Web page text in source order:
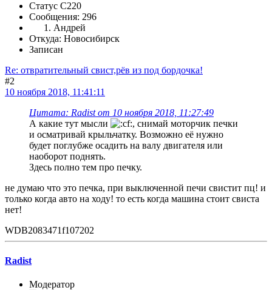
Статус C220
Сообщения: 296
Андрей
Откуда: Новосибирск
Записан
Re: отвратительный свист,рёв из под бордочка!
#2
10 ноября 2018, 11:41:11
Цитата: Radist от 10 ноября 2018, 11:27:49
А какие тут мысли
, снимай моторчик печки
и осматривай крыльчатку. Возможно её нужно
будет поглубже осадить на валу двигателя или
наоборот поднять.
Здесь полно тем про печку.
не думаю что это печка, при выключенной печи свистит пц! и
только когда авто на ходу! то есть когда машина стоит свиста
нет!
WDB2083471f107202
Radist
Модератор